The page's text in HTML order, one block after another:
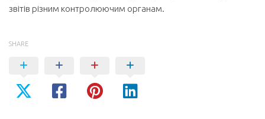
звітів різним контролюючим органам.
SHARE